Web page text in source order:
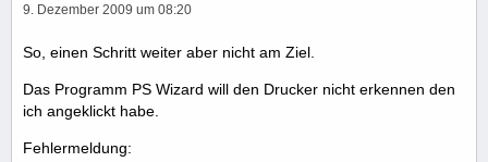
9. Dezember 2009 um 08:20
So, einen Schritt weiter aber nicht am Ziel.
Das Programm PS Wizard will den Drucker nicht erkennen den
ich angeklickt habe.
Fehlermeldung: